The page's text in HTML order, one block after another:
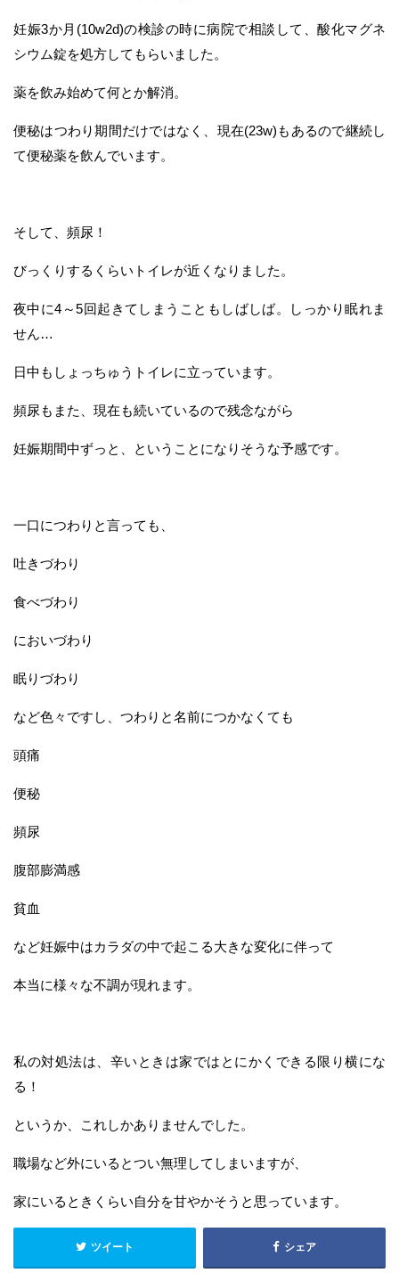
妊娠3か月(10w2d)の検診の時に病院で相談して、酸化マグネ
シウム錠を処方してもらいました。
薬を飲み始めて何とか解消。
便秘はつわり期間だけではなく、現在(23w)もあるので継続し
て便秘薬を飲んでいます。
そして、頻尿！
びっくりするくらいトイレが近くなりました。
夜中に4～5回起きてしまうこともしばしば。しっかり眠れま
せん…
日中もしょっちゅうトイレに立っています。
頻尿もまた、現在も続いているので残念ながら
妊娠期間中ずっと、ということになりそうな予感です。
一口につわりと言っても、
吐きづわり
食べづわり
においづわり
眠りづわり
など色々ですし、つわりと名前につかなくても
頭痛
便秘
頻尿
腹部膨満感
貧血
など妊娠中はカラダの中で起こる大きな変化に伴って
本当に様々な不調が現れます。
私の対処法は、辛いときは家ではとにかくできる限り横にな
る！
というか、これしかありませんでした。
職場など外にいるとつい無理してしまいますが、
家にいるときくらい自分を甘やかそうと思っています。
ツイート シェア